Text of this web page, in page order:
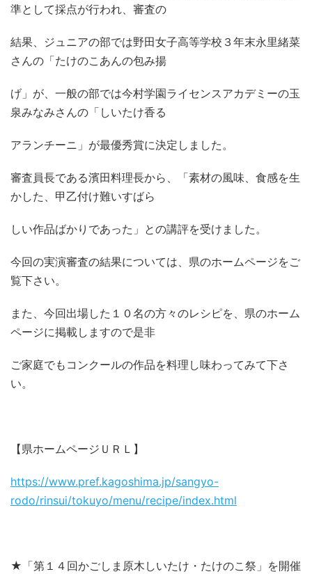
準として採点が行われ、審査の
結果、ジュニアの部では野田女子高等学校３年末永里緒菜
さんの「たけのこあんの包み揚
げ」が、一般の部では今村学園ライセンスアカデミーの玉
泉みなみさんの「しいたけ香る
アランチーニ」が最優秀賞に決定しました。
審査員長である濱田料理長から、「素材の風味、食感を生
かした、甲乙付け難いすばら
しい作品ばかりであった」との講評を受けました。
今回の実演審査の結果については、県のホームページをご
覧下さい。
また、今回出場した１０名の方々のレシピを、県のホーム
ページに掲載しますので是非
ご家庭でもコンクールの作品を料理し味わってみて下さ
い。
【県ホームページＵＲＬ】
https://www.pref.kagoshima.jp/sangyo-
rodo/rinsui/tokuyo/menu/recipe/index.html
★「第１４回かごしま原木しいたけ・たけのこ祭」を開催